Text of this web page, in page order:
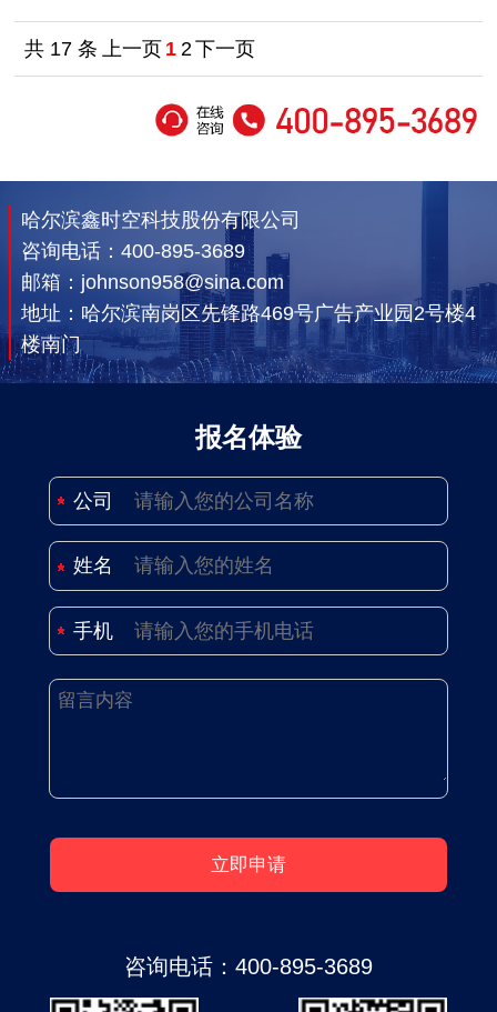
共 17 条 上一页 1 2 下一页
哈尔滨鑫时空科技股份有限公司
咨询电话： 400-895-3689
邮箱：johnson958@sina.com
地址：哈尔滨南岗区先锋路469号广告产业园2号楼4
楼南门
报名体验
公司
姓名
手机
咨询电话： 400-895-3689